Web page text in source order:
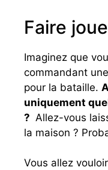
Faire
Imaginez que
commandant
pour la bataille.
uniquement
? Allez-vous
la maison ?
Vous allez vouloir